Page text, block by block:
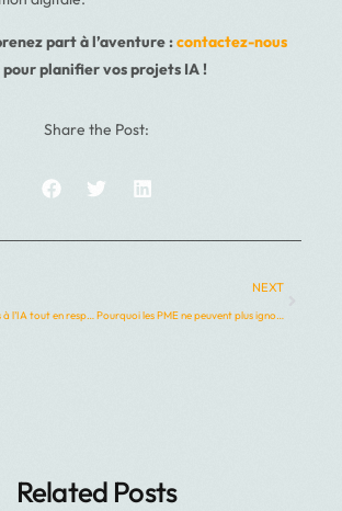
part à l’aventure :contactez-nous
pour planifier vos projets IA !
Share the Post:
Former vos équipes à l’IA tout en respectant le RGPD : un impératif stratégique
NEXT
Pourquoi les PME ne peuvent plus ignorer l’IA générative ?
Related Posts